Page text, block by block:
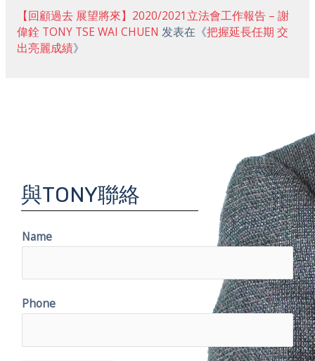
【回顧過去 展望將來】2020/2021立法會工作報告 – 謝
偉銓 TONY TSE WAI CHUEN 发表在《把握延長任期 交
出亮麗成績》
與TONY聯絡
Name
Phone